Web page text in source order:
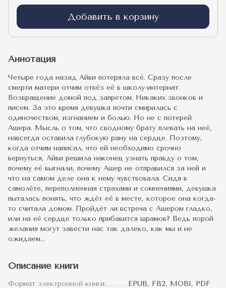
Добавить в корзину
Аннотация
Четыре года назад Айви потеряла всё. Сразу после
смерти матери отчим отвёз её в школу-интернат.
Возвращение домой под запретом. Никаких звонков и
писем. За это время девушка почти смирилась с
одиночеством, изгнанием и болью. Но не с потерей
Ашера. Мысль о том, что сводному брату плевать на неё,
навсегда оставила глубокую рану на сердце. Поэтому,
когда отчим написал, что ей необходимо срочно
вернуться, Айви решила наконец узнать правду о том,
почему её выгнали, почему Ашер не отправился за ней и
что на самом деле она к нему чувствовала. Сидя в
самолёте, переполненная страхами и сомнениями, девушка
пыталась понять, что ждёт её в месте, которое она когда-
то считала домом. Пройдёт ли встреча с Ашером гладко,
или на её сердце только прибавится шрамов? Ведь порой
желания могут завести нас так далеко, как мы и не
ожидаем…
Описание книги
Формат электронной книги: EPUB, FB2, MOBI, PDF